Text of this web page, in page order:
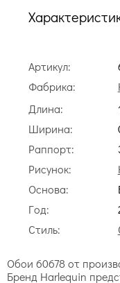
Артикул:
Фабрика:
Длина:
Ширина:
Раппорт:
Рисунок:
Основа:
Год:
Стиль:
Обои 60678 от
Бренд Harlequin